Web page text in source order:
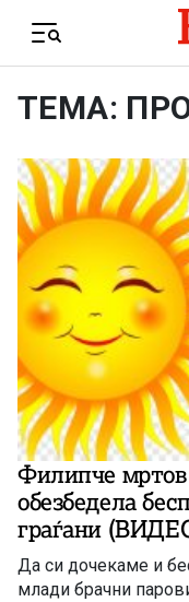
Menu
ТЕМА:
Филипче
обезбедела
граѓани
Да си дочекаме и
млади брачни